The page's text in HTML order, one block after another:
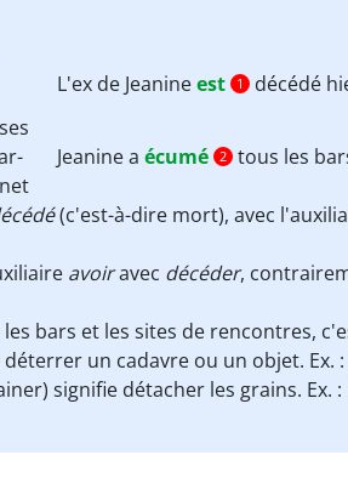
L'ex de Jeanineest 1
décédé
Jeanine a écumé 2 tous les
(c'est-à-dire mort), avec
avoiravec décéder,
les bars et les sites de rencontres,
déterrer un cadavre ou un objet. Ex. :
signifie détacher les grains. Ex. :